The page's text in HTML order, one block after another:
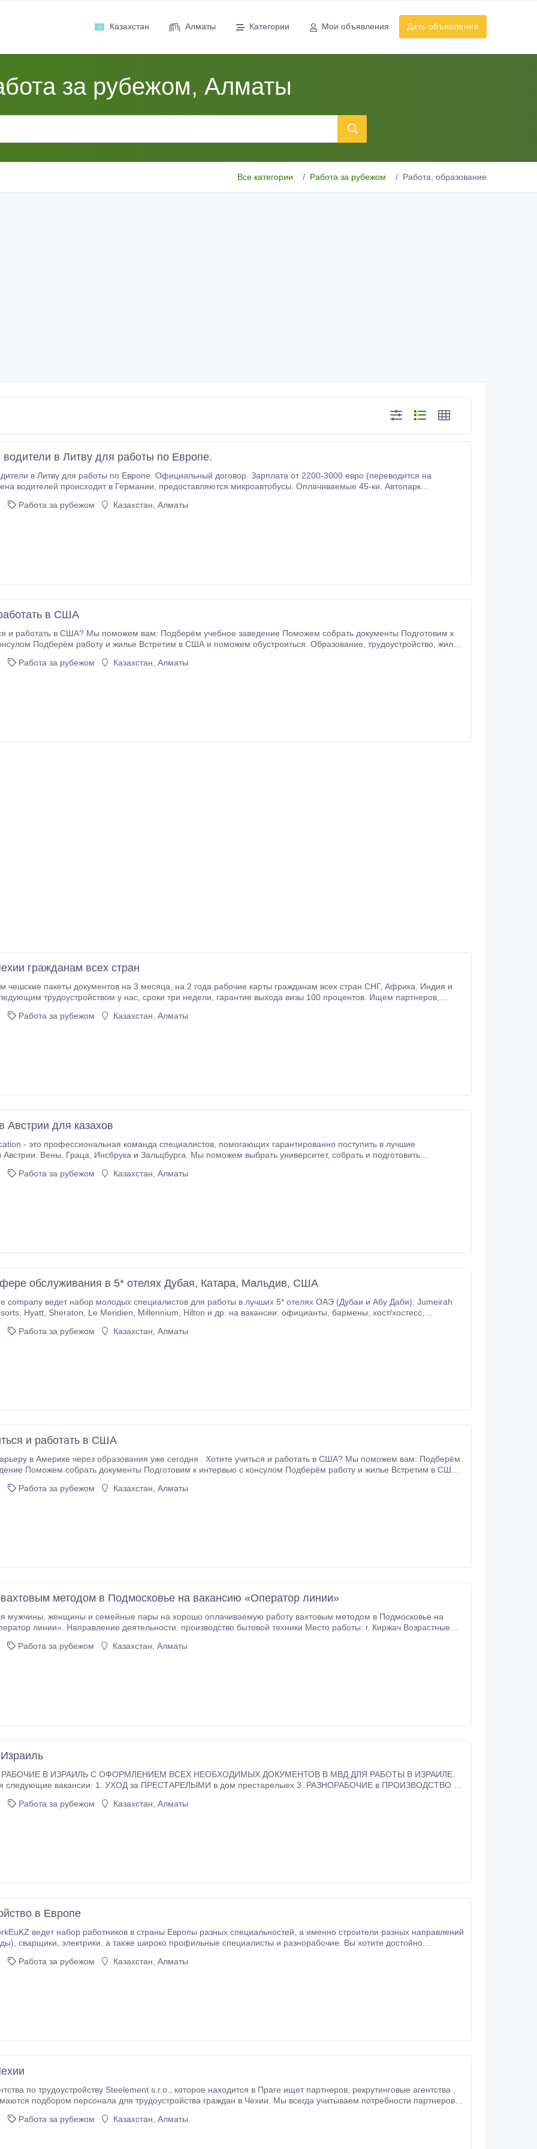
Казахстан Алматы Категории Мои объявления Дать объявление
за рубежом, Алматы
Все категории Работа за рубежом Работа, образование
водители в Литву для работы по Европе.
работы по Европе. Официальный договор. Зарплата от 2200-3000 евро (переводится на
Работа за рубежом Казахстан, Алматы
в США
и работать в США? Мы поможем вам: Подберём учебное заведение Поможем собрать документы Подготовим к
Подберём работу и жилье Встретим в США и поможем обустроиться. Образование, трудоустройство, жилье
Работа за рубежом Казахстан, Алматы
гражданам всех стран
документов на 3 месяца, на 2 года рабочие карты гражданам всех стран СНГ, Африка, Индия и
Работа за рубежом Казахстан, Алматы
Австрии для казахов
профессиональная команда специалистов, помогающих гарантированно поступить в лучшие
Мы поможем выбрать университет, собрать и подготовить
Работа за рубежом Казахстан, Алматы
обслуживания в 5* отелях Дубая, Катара, Мальдив, США
в лучших 5* отелях ОАЭ (Дубаи и Абу Даби): Jumeirah
бармены, хост/хостесс,
Работа за рубежом Казахстан, Алматы
и работать в США
образования уже сегодня . Хотите учиться и работать в США? Мы поможем вам: Подберём
Поможем собрать документы Подготовим к интервью с консулом Подберём работу и жилье Встретим в США и
Работа за рубежом Казахстан, Алматы
методом в Подмосковье на вакансию «Оператор линии»
работу вахтовым методом в Подмосковье на
бытовой техники Место работы: г. Киржач Возрастные
Работа за рубежом Казахстан, Алматы
В ИЗРАИЛЬ С ОФОРМЛЕНИЕМ ВСЕХ НЕОБХОДИМЫХ ДОКУМЕНТОВ В МВД ДЛЯ РАБОТЫ В ИЗРАИЛЕ.
следующие вакансии: 1. УХОД за ПРЕСТАРЕЛЫМИ в дом престарелыех 3. РАЗНОРАБОЧИЕ в ПРОИЗВОДСТВО на
Работа за рубежом Казахстан, Алматы
в Европе
Европы разных специальностей, а именно строители разных направлений
Вы хотите достойно
000 до 1000 000 в месяц на руки - это реально! Позвоните, прямо сейчас,
Работа за рубежом Казахстан, Алматы
s.r.o., которое находится в Праге ищет партнеров, рекрутинговые агентства ,
трудоустройства граждан в Чехии. Мы всегда учитываем потребности партнеров и
Работа за рубежом Казахстан, Алматы